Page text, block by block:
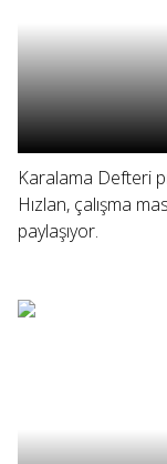
Karalama Defteri
Hızlan, çalışma
paylaşıyor.